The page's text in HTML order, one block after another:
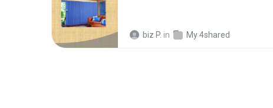
biz P. in My 4shared